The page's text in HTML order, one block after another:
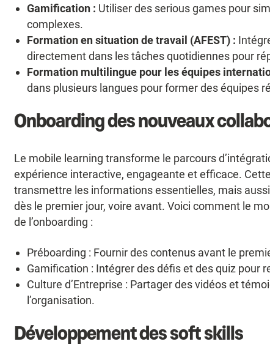
Gamification : Utiliser des serious games pour
complexes.
Formation en situation de travail (AFEST) :
directement dans les tâches quotidiennes pour
Formation multilingue pour les équipes
dans plusieurs langues pour former des équipes
Onboarding des nouveaux
Le mobile learning transforme le parcours
expérience interactive, engageante et efficace.
transmettre les informations essentielles, mais
dès le premier jour, voire avant. Voici comment le
de l’onboarding :
Préboarding : Fournir des contenus avant le
Gamification : Intégrer des défis et des quiz pour
Culture d’Entreprise : Partager des vidéos et
l’organisation.
Développement des soft skills